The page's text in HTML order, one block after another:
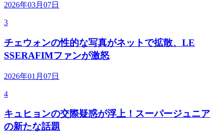
2026年03月07日
3
チェウォンの性的な写真がネットで拡散、LE
SSERAFIMファンが激怒
2026年01月07日
4
キュヒョンの交際疑惑が浮上！スーパージュニア
の新たな話題